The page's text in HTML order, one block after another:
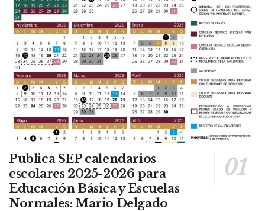
Publica SEP calendarios
escolares 2025-2026 para
Educación Básica y Escuelas
Normales: Mario Delgado